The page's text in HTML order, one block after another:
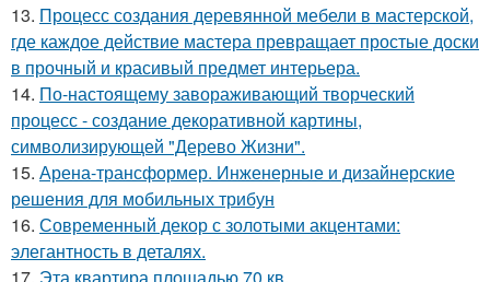
13. Процесс создания деревянной мебели в мастерской,
где каждое действие мастера превращает простые доски
в прочный и красивый предмет интерьера.
14. По-настоящему завораживающий творческий
процесс - создание декоративной картины,
символизирующей "Дерево Жизни".
15. Арена-трансформер. Инженерные и дизайнерские
решения для мобильных трибун
16. Современный декор с золотыми акцентами:
элегантность в деталях.